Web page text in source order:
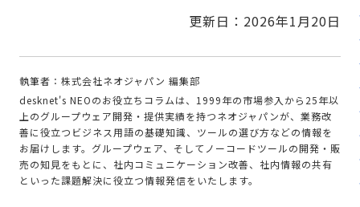
更新日： 2026年1月20日
執筆者：株式会社ネオジャパン 編集部
desknet's NEOのお役立ちコラムは、1999年の市場参入から25年以
上のグループウェア開発・提供実績を持つネオジャパンが、業務改
善に役立つビジネス用語の基礎知識、ツールの選び方などの情報を
お届けします。グループウェア、そしてノーコードツールの開発・販
売の知見をもとに、社内コミュニケーション改善、社内情報の共有
といった課題解決に役立つ情報発信をいたします。